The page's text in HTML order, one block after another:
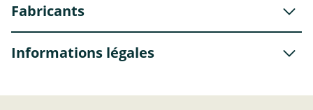
Fabricants
Informations légales